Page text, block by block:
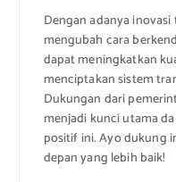
Dengan adanya
mengubah cara
dapat meningkatkan
menciptakan sistem
Dukungan dari
menjadi kunci utama
positif ini. Ayo dukung
depan yang lebih baik!